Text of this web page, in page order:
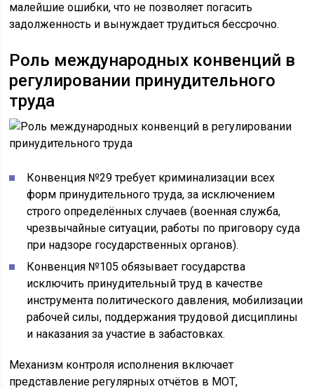
малейшие ошибки, что не позволяет погасить
задолженность и вынуждает трудиться бессрочно.
Роль международных конвенций в
регулировании принудительного
труда
Конвенция №29 требует криминализации всех
форм принудительного труда, за исключением
строго определённых случаев (военная служба,
чрезвычайные ситуации, работы по приговору суда
при надзоре государственных органов).
Конвенция №105 обязывает государства
исключить принудительный труд в качестве
инструмента политического давления, мобилизации
рабочей силы, поддержания трудовой дисциплины
и наказания за участие в забастовках.
Механизм контроля исполнения включает
представление регулярных отчётов в МОТ,